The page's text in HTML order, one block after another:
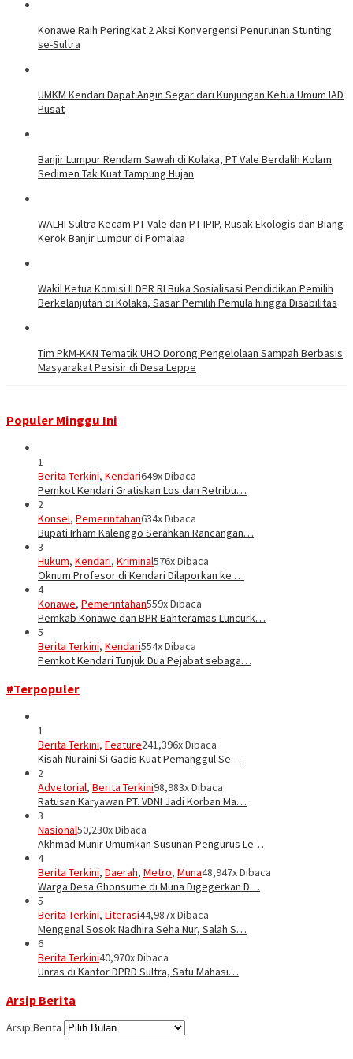
Konawe Raih Peringkat 2 Aksi Konvergensi Penurunan Stunting
se-Sultra
UMKM Kendari Dapat Angin Segar dari Kunjungan Ketua Umum IAD
Pusat
Banjir Lumpur Rendam Sawah di Kolaka, PT Vale Berdalih Kolam
Sedimen Tak Kuat Tampung Hujan
WALHI Sultra Kecam PT Vale dan PT IPIP, Rusak Ekologis dan Biang
Kerok Banjir Lumpur di Pomalaa
Wakil Ketua Komisi II DPR RI Buka Sosialisasi Pendidikan Pemilih
Berkelanjutan di Kolaka, Sasar Pemilih Pemula hingga Disabilitas
Tim PkM-KKN Tematik UHO Dorong Pengelolaan Sampah Berbasis
Masyarakat Pesisir di Desa Leppe
Populer Minggu Ini
1
Berita Terkini, Kendari649x Dibaca
Pemkot Kendari Gratiskan Los dan Retribu…
2
Konsel, Pemerintahan634x Dibaca
Bupati Irham Kalenggo Serahkan Rancangan…
3
Hukum, Kendari, Kriminal576x Dibaca
Oknum Profesor di Kendari Dilaporkan ke …
4
Konawe, Pemerintahan559x Dibaca
Pemkab Konawe dan BPR Bahteramas Luncurk…
5
Berita Terkini, Kendari554x Dibaca
Pemkot Kendari Tunjuk Dua Pejabat sebaga…
#Terpopuler
1
Berita Terkini, Feature241,396x Dibaca
Kisah Nuraini Si Gadis Kuat Pemanggul Se…
2
Advetorial, Berita Terkini98,983x Dibaca
Ratusan Karyawan PT. VDNI Jadi Korban Ma…
3
Nasional50,230x Dibaca
Akhmad Munir Umumkan Susunan Pengurus Le…
4
Berita Terkini, Daerah, Metro, Muna48,947x Dibaca
Warga Desa Ghonsume di Muna Digegerkan D…
5
Berita Terkini, Literasi44,987x Dibaca
Mengenal Sosok Nadhira Seha Nur, Salah S…
6
Berita Terkini40,970x Dibaca
Unras di Kantor DPRD Sultra, Satu Mahasi…
Arsip Berita
Arsip Berita